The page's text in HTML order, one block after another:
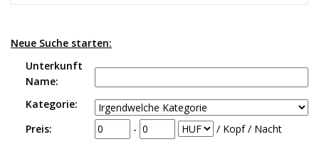
Neue Suche starten:
Unterkunft
Name:
Kategorie:
Preis:
-
/ Kopf / Nacht